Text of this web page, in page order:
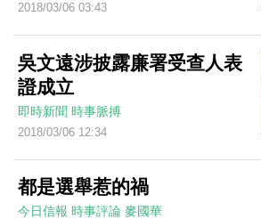
2018/03/06 03:43
吳文遠涉披露廉署受查人表
證成立
即時新聞 時事脈搏
2018/03/06 12:34
都是選舉惹的禍
今日信報 時事評論 麥國華